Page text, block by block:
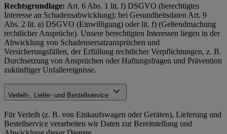
Rechtsgrundlage: Art. 6 Abs. 1 lit. f) DSGVO (berechtigtes
Interesse an Schadensabwicklung); bei Gesundheitsdaten Art. 9
Abs. 2 lit. a) DSGVO (Einwilligung) oder lit. f) (Geltendmachung
rechtlicher Ansprüche). Unsere berechtigten Interessen liegen in der
Abwicklung von Schadensersatzansprüchen und
Versicherungsfällen, der Erfüllung rechtlicher Verpflichtungen, z. B.
Durchsetzung von Ansprüchen oder Haftungsfragen und Prävention
zukünftiger Unfallereignisse.
Verleih-, Liefer- und Bestellservice
Für Verleih (z. B. von Einkaufswagen oder Geräten), Lieferung und
Bestellservice verarbeiten wir Daten zur Bereitstellung und